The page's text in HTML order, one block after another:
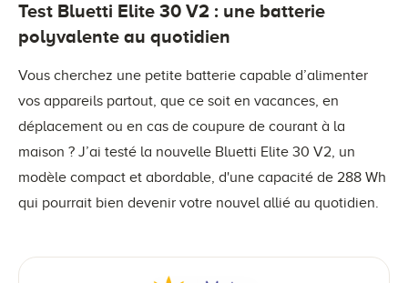
Test Bluetti Elite 30 V2 : une batterie
polyvalente au quotidien
Vous cherchez une petite batterie capable d’alimenter
vos appareils partout, que ce soit en vacances, en
déplacement ou en cas de coupure de courant à la
maison ? J’ai testé la nouvelle Bluetti Elite 30 V2, un
modèle compact et abordable, d'une capacité de 288 Wh
qui pourrait bien devenir votre nouvel allié au quotidien.